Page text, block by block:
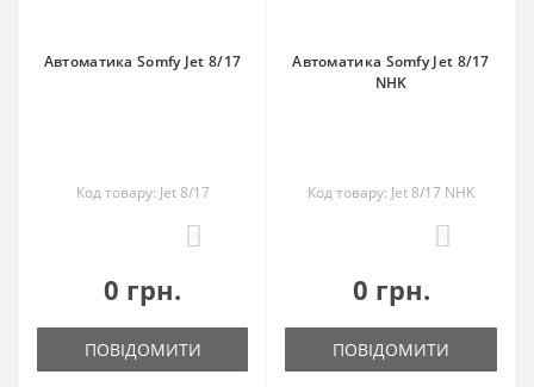
Автоматика Somfy Jet 8/17
Код товару: Jet 8/17
0 грн.
ПОВІДОМИТИ
Автоматика Somfy Jet 8/17
NHK
Код товару: Jet 8/17 NHK
0 грн.
ПОВІДОМИТИ